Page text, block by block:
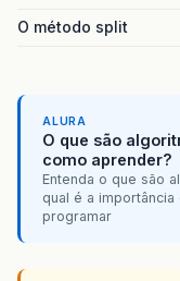
O método split
ALURA
O que são
como aprender?
Entenda o que são
qual é a
programar